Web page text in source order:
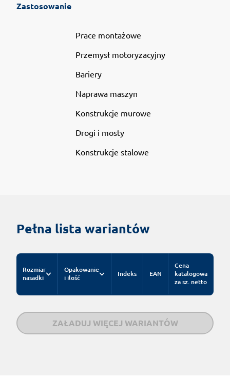
Zastosowanie
Prace montażowe
Przemysł motoryzacyjny
Bariery
Naprawa maszyn
Konstrukcje murowe
Drogi i mosty
Konstrukcje stalowe
Pełna lista wariantów
Rozmiar
nasadki
Opakowanie
i ilość
Indeks EAN
Cena
katalogowa
za sz. netto
ZAŁADUJ WIĘCEJ WARIANTÓW